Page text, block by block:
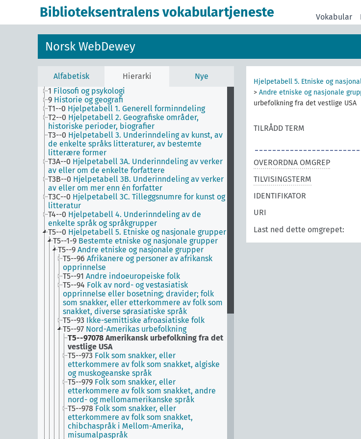
Biblioteksentralens vokabulartjeneste Vokabular
Norsk WebDewey
Alfabetisk Hierarki
Nye
1 Filosofi og psykologi
9 Historie og geografi
T1--0 Hjelpetabell 1. Generell forminndeling
T2--0 Hjelpetabell 2. Geografiske områder,
historiske perioder, biografier
T3--0 Hjelpetabell 3. Underinndeling av kunst, av
de enkelte språks litteraturer, av bestemte
litterære former
T3A--0 Hjelpetabell 3A. Underinndeling av verker
av eller om de enkelte forfattere
T3B--0 Hjelpetabell 3B. Underinndeling av verker
av eller om mer enn én forfatter
T3C--0 Hjelpetabell 3C. Tilleggsnumre for kunst og
litteratur
T4--0 Hjelpetabell 4. Underinndeling av de
enkelte språk og språkgrupper
T5--0 Hjelpetabell 5. Etniske og nasjonale grupper
T5--1-9 Bestemte etniske og nasjonale grupper
T5--9 Andre etniske og nasjonale grupper
T5--96 Afrikanere og personer av afrikansk
opprinnelse
T5--91 Andre indoeuropeiske folk
T5--94 Folk av nord- og vestasiatisk
opprinnelse eller bosetning; dravider; folk
som snakker, eller etterkommere av folk som
snakket, diverse sørasiatiske språk
T5--93 Ikke-semittiske afroasiatiske folk
T5--97 Nord-Amerikas urbefolkning
T5--97078 Amerikansk urbefolkning fra det
vestlige USA
T5--973 Folk som snakker, eller
etterkommere av folk som snakket, algiske
og muskogeanske språk
T5--979 Folk som snakker, eller
etterkommere av folk som snakket, andre
nord- og mellomamerikanske språk
T5--978 Folk som snakker, eller
etterkommere av folk som snakket,
chibchaspråk i Mellom-Amerika,
misumalpaspråk
Hjelpetabell 5. Etniske og
> Andre etniske og nasjonale
urbefolkning fra det vestlige USA
TILRÅDD TERM
OVERORDNA OMGREP
TILVISINGSTERM
IDENTIFIKATOR
URI
Last ned dette omgrepet: